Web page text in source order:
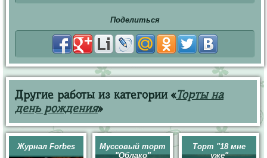
Поделиться
Другие работы из категории «Торты на
день рождения»
Журнал Forbes
Муссовый торт
"Облако"
Торт "18 мне
уже"